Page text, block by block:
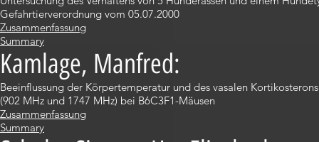
Gefahrtierverordnung vom 05.07.2000
Zusammenfassung
Summary
Kamlage, Manfred:
Beeinflussung der Körpertemperatur und des vasalen
(902 MHz und 1747 MHz) bei B6C3F1-Mäusen
Zusammenfassung
Summary